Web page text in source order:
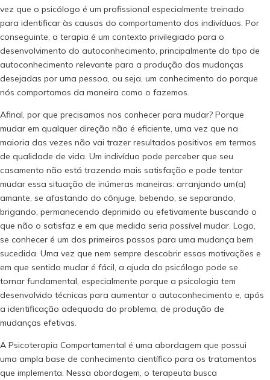
vez que o psicólogo é um profissional especialmente treinado
para identificar às causas do comportamento dos indivíduos. Por
conseguinte, a terapia é um contexto privilegiado para o
desenvolvimento do autoconhecimento, principalmente do tipo de
autoconhecimento relevante para a produção das mudanças
desejadas por uma pessoa, ou seja, um conhecimento do porque
nós comportamos da maneira como o fazemos.
Afinal, por que precisamos nos conhecer para mudar? Porque
mudar em qualquer direção não é eficiente, uma vez que na
maioria das vezes não vai trazer resultados positivos em termos
de qualidade de vida. Um indivíduo pode perceber que seu
casamento não está trazendo mais satisfação e pode tentar
mudar essa situação de inúmeras maneiras: arranjando um(a)
amante, se afastando do cônjuge, bebendo, se separando,
brigando, permanecendo deprimido ou efetivamente buscando o
que não o satisfaz e em que medida seria possível mudar. Logo,
se conhecer é um dos primeiros passos para uma mudança bem
sucedida. Uma vez que nem sempre descobrir essas motivações e
em que sentido mudar é fácil, a ajuda do psicólogo pode se
tornar fundamental, especialmente porque a psicologia tem
desenvolvido técnicas para aumentar o autoconhecimento e, após
a identificação adequada do problema, de produção de
mudanças efetivas.
A Psicoterapia Comportamental é uma abordagem que possui
uma ampla base de conhecimento científico para os tratamentos
que implementa. Nessa abordagem, o terapeuta busca